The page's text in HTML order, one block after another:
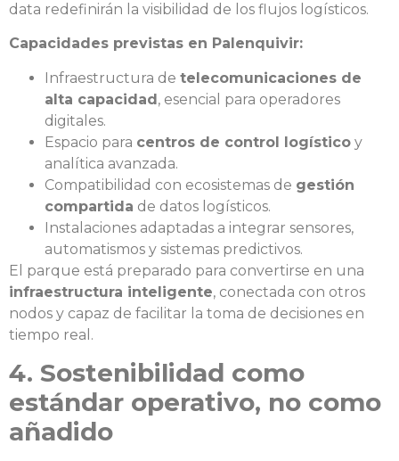
data redefinirán la visibilidad de los flujos logísticos.
Capacidades previstas en Palenquivir:
Infraestructura de telecomunicaciones de
alta capacidad, esencial para operadores
digitales.
Espacio para centros de control logístico y
analítica avanzada.
Compatibilidad con ecosistemas de gestión
compartida de datos logísticos.
Instalaciones adaptadas a integrar sensores,
automatismos y sistemas predictivos.
El parque está preparado para convertirse en una
infraestructura inteligente, conectada con otros
nodos y capaz de facilitar la toma de decisiones en
tiempo real.
4. Sostenibilidad como
estándar operativo, no como
añadido